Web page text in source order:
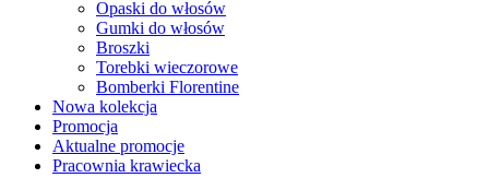
Opaski do włosów
Gumki do włosów
Broszki
Torebki wieczorowe
Bomberki Florentine
Nowa kolekcja
Promocja
Aktualne promocje
Pracownia krawiecka